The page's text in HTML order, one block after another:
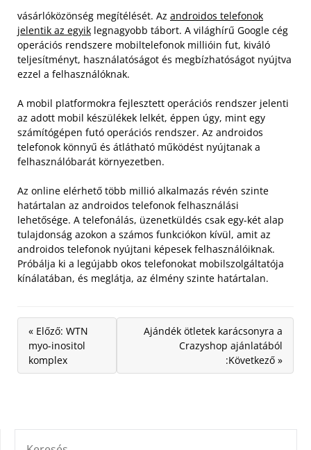
vásárlóközönség megítélését. Az androidos telefonok
jelentik az egyik legnagyobb tábort. A világhírű Google cég
operációs rendszere mobiltelefonok millióin fut, kiváló
teljesítményt, használatóságot és megbízhatóságot nyújtva
ezzel a felhasználóknak.
A mobil platformokra fejlesztett operációs rendszer jelenti
az adott mobil készülékek lelkét, éppen úgy, mint egy
számítógépen futó operációs rendszer. Az androidos
telefonok könnyű és átlátható működést nyújtanak a
felhasználóbarát környezetben.
Az online elérhető több millió alkalmazás révén szinte
határtalan az androidos telefonok felhasználási
lehetősége. A telefonálás, üzenetküldés csak egy-két alap
tulajdonság azokon a számos funkciókon kívül, amit az
androidos telefonok nyújtani képesek felhasználóiknak.
Próbálja ki a legújabb okos telefonokat mobilszolgáltatója
kínálatában, és meglátja, az élmény szinte határtalan.
« Előző: WTN
myo-inositol
komplex
Ajándék ötletek karácsonyra a
Crazyshop ajánlatából
:Következő »